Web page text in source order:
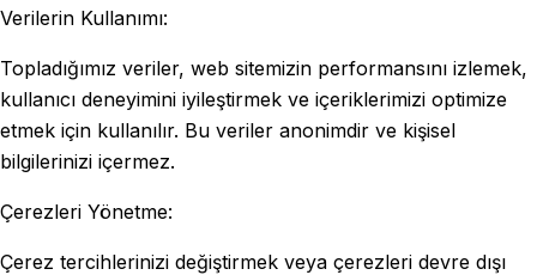
Verilerin Kullanımı:
Topladığımız veriler, web sitemizin performansını izlemek,
kullanıcı deneyimini iyileştirmek ve içeriklerimizi optimize
etmek için kullanılır. Bu veriler anonimdir ve kişisel
bilgilerinizi içermez.
Çerezleri Yönetme:
Çerez tercihlerinizi değiştirmek veya çerezleri devre dışı